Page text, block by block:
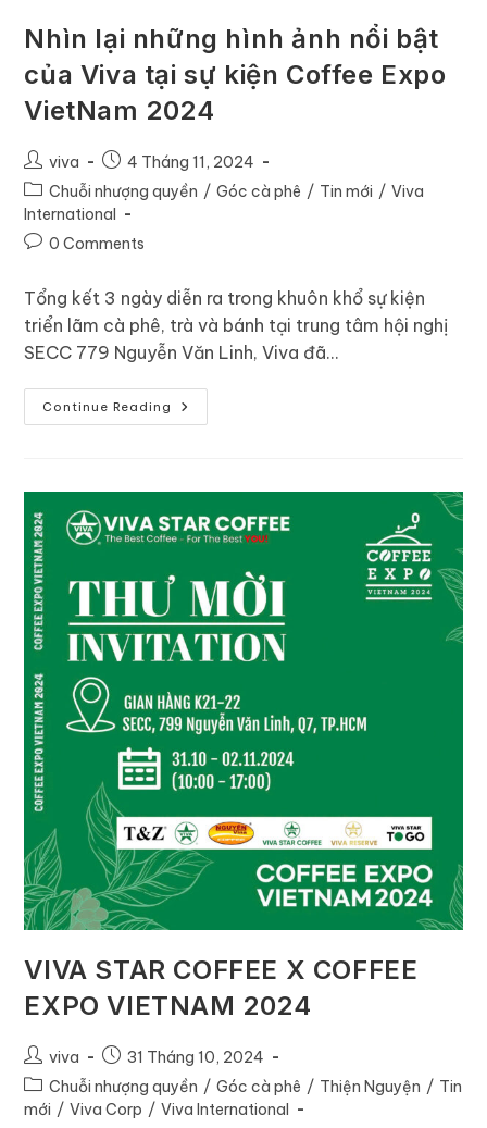
Nhìn lại những hình ảnh nổi bật
của Viva tại sự kiện Coffee Expo
VietNam 2024
viva
4 Tháng 11, 2024
Chuỗi nhượng quyền / Góc cà phê / Tin mới / Viva
International
0 Comments
Tổng kết 3 ngày diễn ra trong khuôn khổ sự kiện
triển lãm cà phê, trà và bánh tại trung tâm hội nghị
SECC 779 Nguyễn Văn Linh, Viva đã…
Continue Reading
VIVA STAR COFFEE X COFFEE
EXPO VIETNAM 2024
viva
31 Tháng 10, 2024
Chuỗi nhượng quyền / Góc cà phê / Thiện Nguyện / Tin
mới / Viva Corp / Viva International